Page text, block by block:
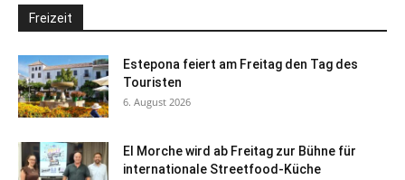
Freizeit
Estepona feiert am Freitag den Tag des
Touristen
6. August 2026
El Morche wird ab Freitag zur Bühne für
internationale Streetfood-Küche